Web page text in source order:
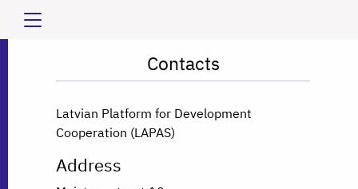
Contacts
Latvian Platform for Development
Cooperation (LAPAS)
Address